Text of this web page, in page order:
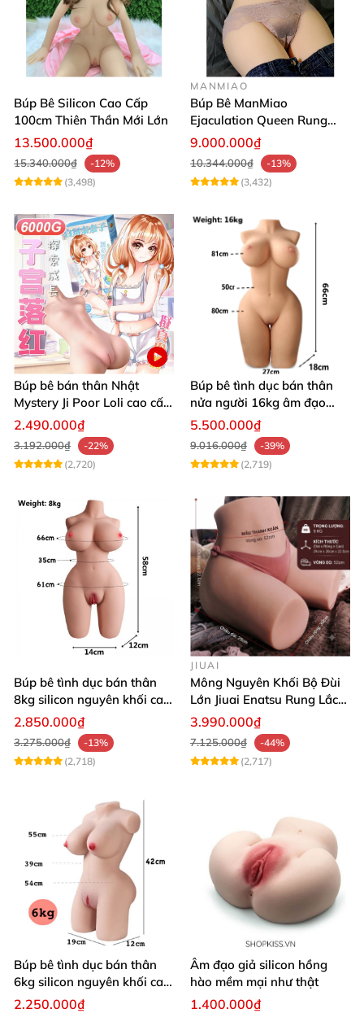
Búp Bê Silicon Cao Cấp
100cm Thiên Thần Mới Lớn
13.500.000₫
15.340.000₫
-12%
(3,498)
MANMIAO
Búp Bê ManMiao
Ejaculation Queen Rung
Cảm Biến Sưởi Ấm Xuất
9.000.000₫
10.344.000₫
-13%
(3,432)
Búp bê bán thân Nhật
Mystery Ji Poor Loli cao cấp
6kg
2.490.000₫
3.192.000₫
-22%
(2,720)
Búp bê tình dục bán thân
nửa người 16kg âm đạo
silicon khít hồng có khung
5.500.000₫
9.016.000₫
-39%
(2,719)
Búp bê tình dục bán thân
8kg silicon nguyên khối cao
cấp
2.850.000₫
3.275.000₫
-13%
(2,718)
JIUAI
Mông Nguyên Khối Bộ Đùi
Lớn Jiuai Enatsu Rung Lắc
Siêu Thật
3.990.000₫
7.125.000₫
-44%
(2,717)
Búp bê tình dục bán thân
6kg silicon nguyên khối cao
cấp giá rẻ
2.250.000₫
Âm đạo giả silicon hồng
hào mềm mại như thật
1.400.000₫